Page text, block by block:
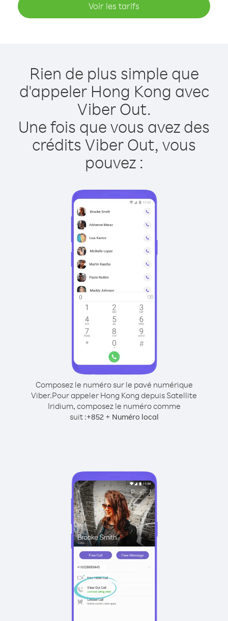
Voir les tarifs
Rien de plus simple que
d'appeler Hong Kong avec
Viber Out.
Une fois que vous avez des
crédits Viber Out, vous
pouvez :
Composez le numéro sur le pavé numérique
Viber.Pour appeler Hong Kong depuis Satellite
Iridium, composez le numéro comme
suit :+852+ Numéro local